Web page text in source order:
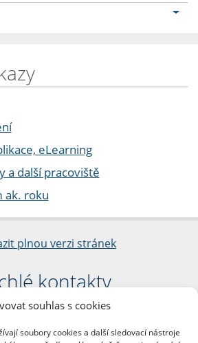
souhlas s cookies
soubory cookies a další sledovací nástroje
eLearning
a další pracoviště
ak. roku
plnou verzi stránek
kontakty
fakulta
Jana Palacha 1/2